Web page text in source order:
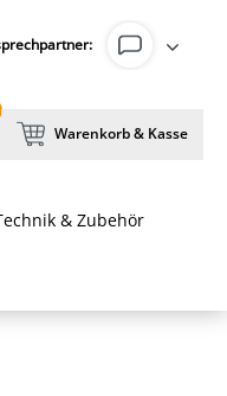
Warenkorb & Kasse
& Zubehör